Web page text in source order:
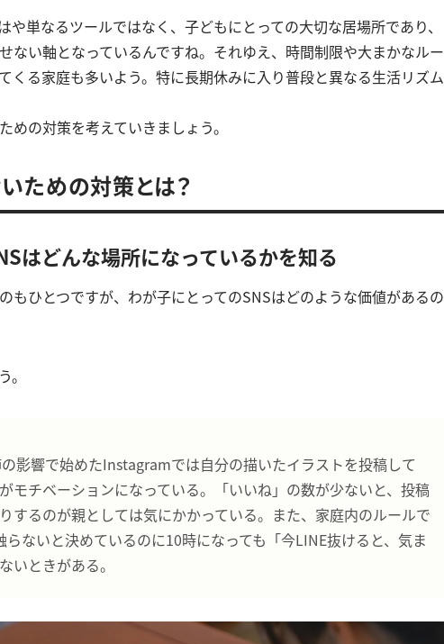
や単なるツールではなく、子どもにとっての大切な居場所であり、
ない軸となっているんですね。それゆえ、時間制限や大まかなルー
くる家庭も多いよう。特に長期休みに入り普段と異なる生活リズム
めの対策を考えていきましょう。
ための対策とは？
はどんな場所になっているかを知る
もひとつですが、わが子にとってのSNSはどのような価値があるの
影響で始めたInstagramでは自分の描いたイラストを投稿して
モチベーションになっている。「いいね」の数が少ないと、投稿
するのが親としては気にかかっている。また、家庭内のルールで
ないと決めているのに10時になっても「今LINE抜けると、気ま
いときがある。